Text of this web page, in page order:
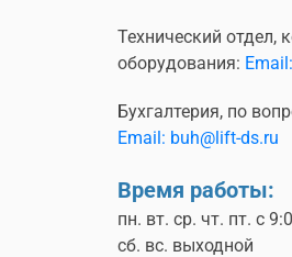
Технический отдел,
оборудования:
Бухгалтерия, по
Email: buh@lift-ds.ru
Время работы:
пн. вт. ср. чт. пт. с
сб. вс. выходной